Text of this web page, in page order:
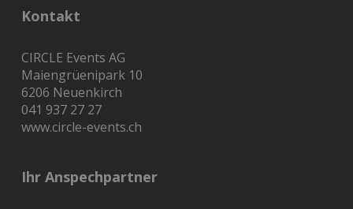
Kontakt
CIRCLE Events AG
Maiengrüenipark 10
6206 Neuenkirch
041 937 27 27
www.circle-events.ch
Ihr Anspechpartner